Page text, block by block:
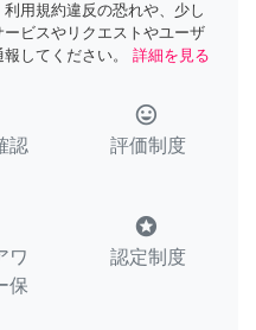
用規約違反の恐れや、少し
ビスやリクエストやユーザ
してください。
詳細を見る
認
tag_faces
評価制度
ワ
保
stars
認定制度